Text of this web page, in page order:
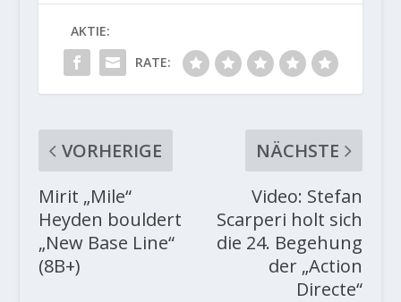
AKTIE:
RATE:
VORHERIGE
Mirit „Mile“
Heyden bouldert
„New Base Line“
(8B+)
NÄCHSTE
Video: Stefan
Scarperi holt sich
die 24. Begehung
der „Action
Directe“